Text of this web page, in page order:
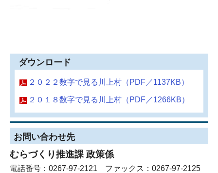
ダウンロード
２０２２数字で見る川上村（PDF／1137KB）
２０１８数字で見る川上村（PDF／1266KB）
お問い合わせ先
むらづくり推進課 政策係
電話番号：0267-97-2121 ファックス：0267-97-2125